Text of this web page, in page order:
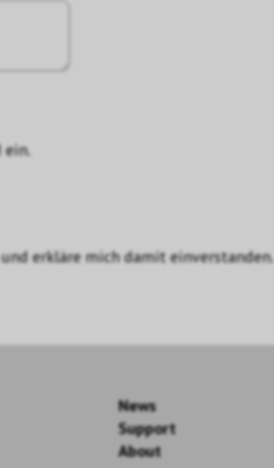
ein.
erkläre mich damit einverstanden.
News
Support
About